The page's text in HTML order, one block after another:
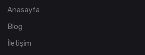
Anasayfa
Blog
İletişim